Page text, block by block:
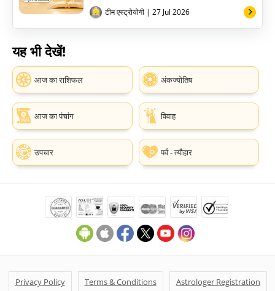
टीम एस्ट्रोयोगी | 27 Jul 2026
यह भी देखें!
आज का राशिफल अंकज्योतिष
आज का पंचांग विवाह
उपचार पर्व - त्यौहार
Privacy Policy Terms & Conditions Astrologer Registration